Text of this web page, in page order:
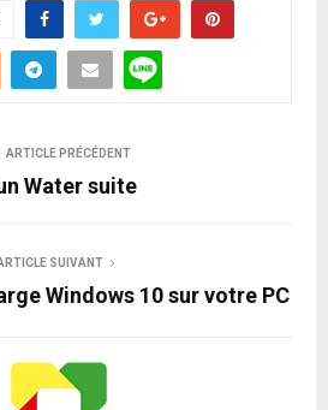
ARTICLE PRÉCÉDENT
Water suite
SUIVANT
Windows 10 sur votre PC